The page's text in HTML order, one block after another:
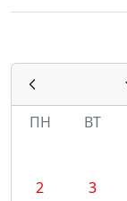
ПН
ВТ
2
3